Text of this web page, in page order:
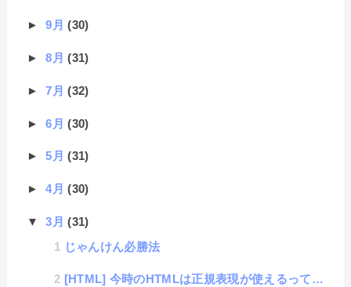
►9月(30)
►8月(31)
►7月(32)
►6月(30)
►5月(31)
►4月(30)
▼3月(31)
じゃんけん必勝法
[HTML] 今時のHTMLは正規表現が使えるって知ってた？